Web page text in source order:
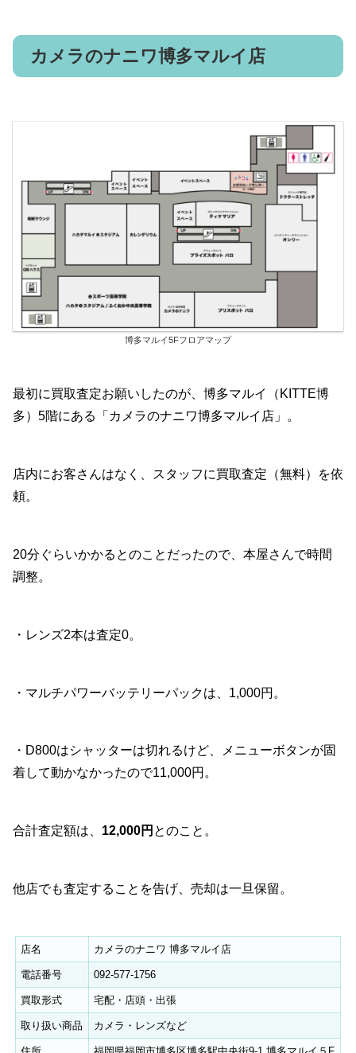
カメラのナニワ博多マルイ店
博多マルイ5Fフロアマップ
最初に買取査定お願いしたのが、博多マルイ（KITTE博
多）5階にある「カメラのナニワ博多マルイ店」。
店内にお客さんはなく、スタッフに買取査定（無料）を依
頼。
20分ぐらいかかるとのことだったので、本屋さんで時間
調整。
・レンズ2本は査定0。
・マルチパワーバッテリーパックは、1,000円。
・D800はシャッターは切れるけど、メニューボタンが固
着して動かなかったので11,000円。
合計査定額は、 12,000円 とのこと。
他店でも査定することを告げ、売却は一旦保留。
店名 カメラのナニワ 博多マルイ店
電話番号 092-577-1756
買取形式 宅配・店頭・出張
取り扱い商品 カメラ・レンズなど